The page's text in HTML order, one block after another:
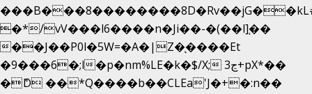
�*/vV���l6����n�Ji��-�(��l]֚��
��J��P0l�5W=�A�|Z�ͅ����Et
�9���6�;l�p�nm%LE�k�$/X; ڃ3+pX*��
�ެD ��*Q����b��CLEa'J�+�:n��